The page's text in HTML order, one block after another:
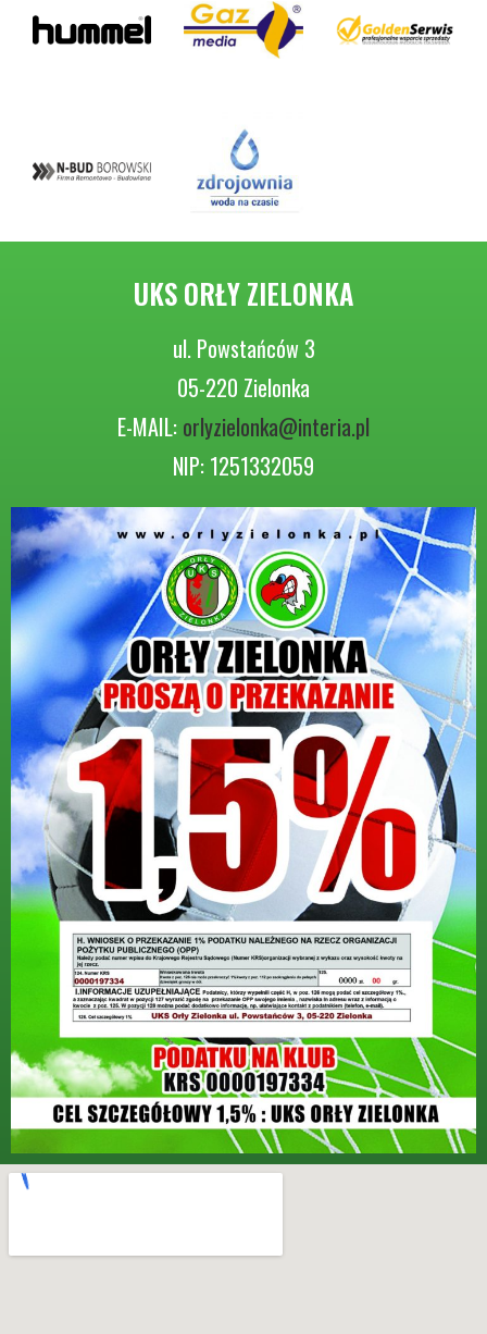
UKS ORŁY ZIELONKA
ul. Powstańców 3
05-220 Zielonka
E-MAIL: orlyzielonka@interia.pl
NIP: 1251332059